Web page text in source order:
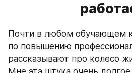
Почти в любом обучающем
по повышению
рассказывают про колесо